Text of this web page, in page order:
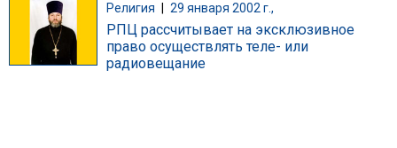
Религия 29 января 2002 г.,
РПЦ рассчитывает на эксклюзивное
право осуществлять теле- или
радиовещание